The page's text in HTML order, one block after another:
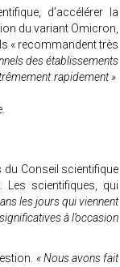
d’accélérer la
du variant Omicron,
Ils « recommandent très
des établissements
rapidement »
du Conseil scientifique
Les scientifiques, qui
les jours qui viennent
à l’occasion
« Nous avons fait